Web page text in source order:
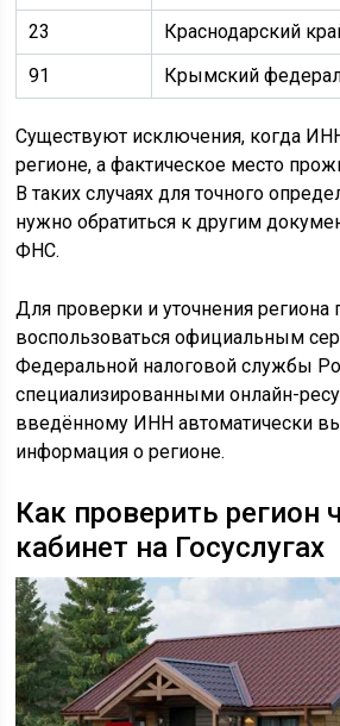
23
Краснодарский
91
Крымский
Существуют исключения, когда
регионе, а фактическое место
В таких случаях для точного
нужно обратиться к другим
ФНС.
Для проверки и уточнения
воспользоваться официальным
Федеральной налоговой службы
специализированными онлайн-
введённому ИНН автоматически
информация о регионе.
Как проверить регион
кабинет на Госуслугах